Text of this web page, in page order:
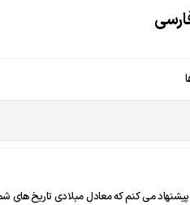
می کنم که معادل مبلادی تاریخ های